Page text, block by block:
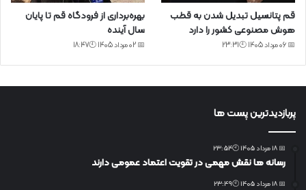
قم پتانسیل تبدیل شدن به قطب
هوش مصنوعی کشور را دارد
📅 06 مرداد 1405 🕙23:31
بهره‌برداری از فرودگاه قم تا پایان
سال آینده
📅 02 مرداد 1405 🕙18:47
پربازدیدترین پست ها
📅 18 مرداد 1405 🕙23:54
رسانه ها نقش مهمی در تقویت اعتماد عمومی دارند
📅 18 مرداد 1405 🕙23:49